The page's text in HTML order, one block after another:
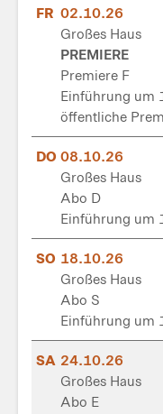
FR 02.10.26
Großes Haus
PREMIERE
Premiere F
Einführung um
öffentliche
DO 08.10.26
Großes Haus
Abo D
Einführung um
SO 18.10.26
Großes Haus
Abo S
Einführung um
SA 24.10.26
Großes Haus
Abo E